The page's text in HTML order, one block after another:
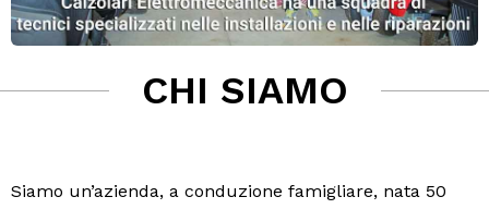
CHI SIAMO
Siamo un’azienda, a conduzione famigliare, nata 50